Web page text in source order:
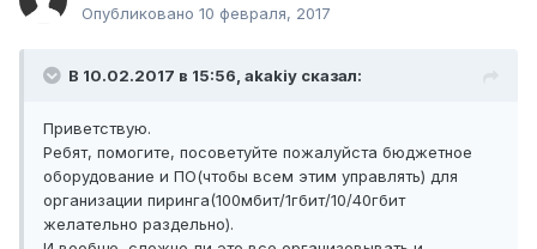
Опубликовано 10 февраля, 2017
В 10.02.2017 в 15:56, akakiy сказал:
Приветствую.
Ребят, помогите, посоветуйте пожалуйста бюджетное
оборудование и ПО(чтобы всем этим управлять) для
организации пиринга(100мбит/1гбит/10/40гбит
желательно раздельно).